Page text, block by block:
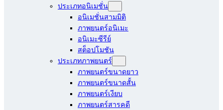
ประเภทอนิเมชั่น
อนิเมชั่นสามมิติ
ภาพยนตร์อนิเมะ
อนิเมะซีรีย์
สต็อปโมชัน
ประเภทภาพยนตร์
ภาพยนตร์ขนาดยาว
ภาพยนตร์ขนาดสั้น
ภาพยนตร์เงียบ
ภาพยนตร์สารคดี